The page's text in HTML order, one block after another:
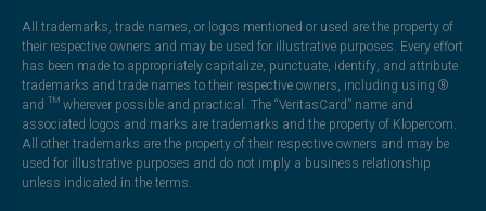
All trademarks, trade names, or logos mentioned or used are the property of
their respective owners and may be used for illustrative purposes. Every effort
has been made to appropriately capitalize, punctuate, identify, and attribute
trademarks and trade names to their respective owners, including using ®
and ™ wherever possible and practical. The “VeritasCard” name and
associated logos and marks are trademarks and the property of Klopercom.
All other trademarks are the property of their respective owners and may be
used for illustrative purposes and do not imply a business relationship
unless indicated in the terms.